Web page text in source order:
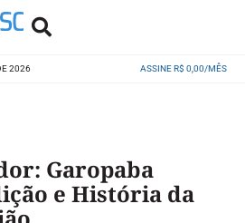
2026 ASSINE R$ 0,00/MÊS
Garopaba
e História da